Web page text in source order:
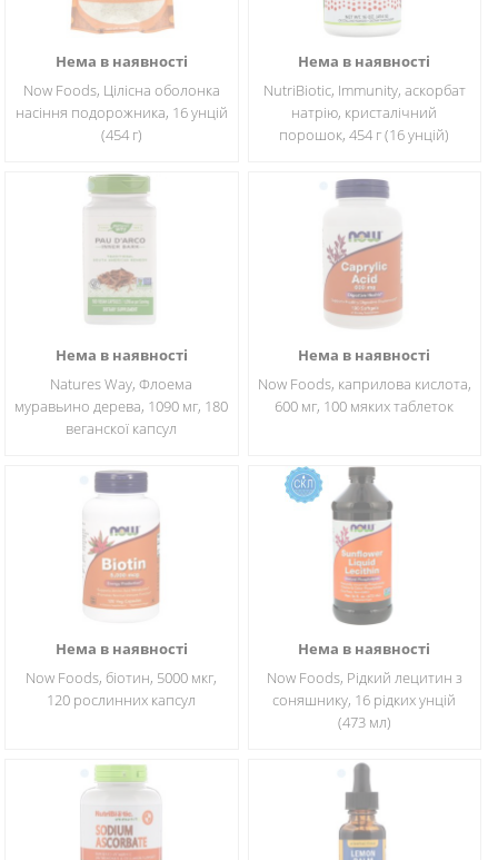
Нема в наявності
Now Foods, Цілісна оболонка
насіння подорожника, 16 унцій
(454 г)
Нема в наявності
NutriBiotic, Immunity, аскорбат
натрію, кристалічний
порошок, 454 г (16 унцій)
Нема в наявності
Natures Way, Флоема
муравьино дерева, 1090 мг, 180
веганскої капсул
Нема в наявності
Now Foods, каприлова кислота,
600 мг, 100 мяких таблеток
Нема в наявності
Now Foods, біотин, 5000 мкг,
120 рослинних капсул
Нема в наявності
Now Foods, Рідкий лецитин з
соняшнику, 16 рідких унцій
(473 мл)